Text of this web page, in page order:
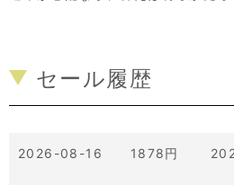
セール履歴
2026-08-16 1878円